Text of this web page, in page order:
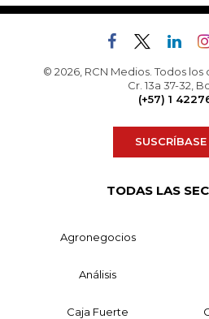
© 2026, RCN Medios. Todos
Cr. 13a 37-32,
(+57) 1
SUSCRÍBASE
TODAS LAS
Agronegocios
Análisis
Caja Fuerte